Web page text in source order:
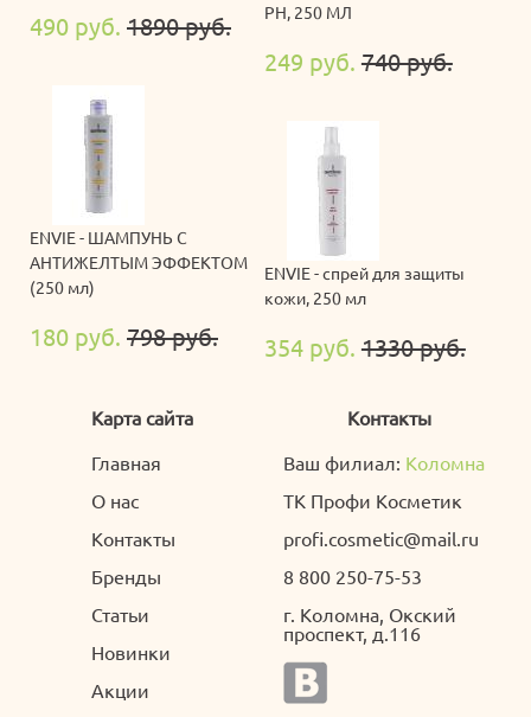
Карта сайта
Главная
О нас
Контакты
Бренды
Статьи
Новинки
Акции
490 руб. 1890 руб.
ENVIE - ШАМПУНЬ С
АНТИЖЕЛТЫМ ЭФФЕКТОМ
(250 мл)
180 руб. 798 руб.
PH, 250 МЛ
249 руб. 740 руб.
ENVIE - спрей для защиты
кожи, 250 мл
354 руб. 1330 руб.
Контакты
Ваш филиал: Коломна
ТК Профи Косметик
profi.cosmetic@mail.ru
8 800 250-75-53
г. Коломна, Окский
проспект, д.116